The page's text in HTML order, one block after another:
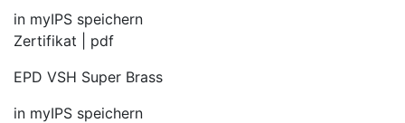
in myIPS speichern
Zertifikat | pdf
EPD VSH Super Brass
in myIPS speichern